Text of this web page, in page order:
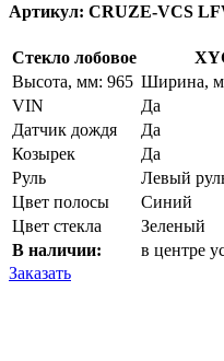
Артикул: CRUZE-VCS
Стекло лобовое
Высота, мм: 965 Ширина,
VIN
Да
Датчик дождя
Да
Козырек
Да
Руль
Левый
Цвет полосы
Синий
Цвет стекла
Зеленый
В наличии:
в центре
Заказать